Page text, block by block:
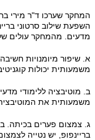
המחקר שערכו ד"ר מירי
השפעת שילוב סרטוני
מדעים. מהמחקר עולים
א. שיפור מיומנויות
משמעותית יכולות
ב. מוטיבציה ללימודי
משמעותית את
ג. צמצום פערים בכיתה.
בריינפופ, יש נטייה